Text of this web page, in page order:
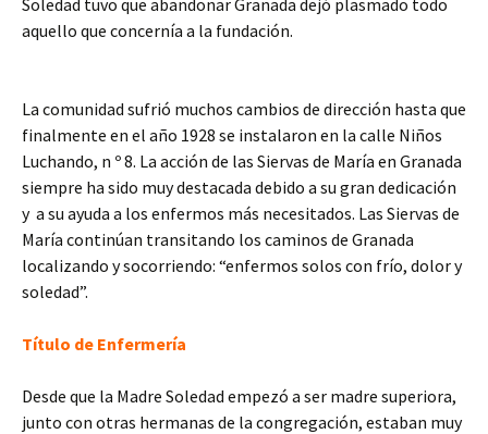
Soledad tuvo que abandonar Granada dejó plasmado todo
aquello que concernía a la fundación.
La comunidad sufrió muchos cambios de dirección hasta que
finalmente en el año 1928 se instalaron en la calle Niños
Luchando, n º 8. La acción de las Siervas de María en Granada
siempre ha sido muy destacada debido a su gran dedicación
y a su ayuda a los enfermos más necesitados. Las Siervas de
María continúan transitando los caminos de Granada
localizando y socorriendo: “enfermos solos con frío, dolor y
soledad”.
Título de Enfermería
Desde que la Madre Soledad empezó a ser madre superiora,
junto con otras hermanas de la congregación, estaban muy